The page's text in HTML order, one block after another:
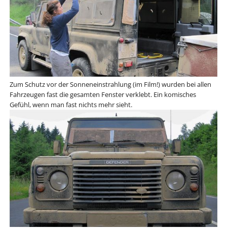
Zum Schutz vor der Sonneneinstrahlung (im Film!) wurden bei allen
Fahrzeugen fast die gesamten Fenster verklebt. Ein komisches
Gefühl, wenn man fast nichts mehr sieht.